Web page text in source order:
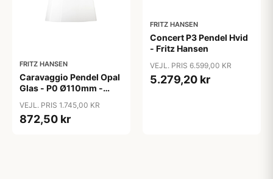
FRITZ HANSEN
Caravaggio Pendel Opal
Glas - P0 Ø110mm -
VEJL. PRIS 1.745,00 KR
872,50 kr
FRITZ HANSEN
Concert P3 Pendel Hvid
- Fritz Hansen
VEJL. PRIS 6.599,00 KR
5.279,20 kr